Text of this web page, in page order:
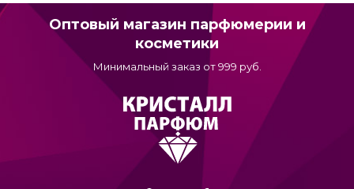
Оптовый магазин парфюмерии и
косметики
Минимальный заказ от 999 руб.